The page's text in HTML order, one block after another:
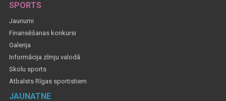
SPORTS
Jaunumi
Finansēšanas konkursi
Galerija
Informācija zīmju valodā
Skolu sports
Atbalsts Rīgas sportistiem
JAUNATNE